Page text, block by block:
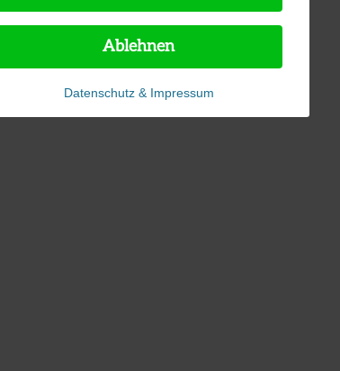
Ablehnen
Datenschutz & Impressum